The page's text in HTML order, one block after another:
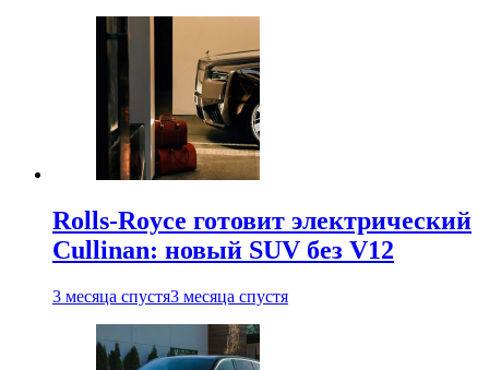
Rolls-Royce готовит электрический
Cullinan: новый SUV без V12
3 месяца спустя3 месяца спустя